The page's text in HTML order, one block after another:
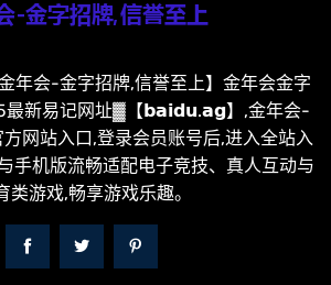
年会-金字招牌,信誉至上】金年会金字
最新易记网址▓【𝗯𝗮𝗶𝗱𝘂.𝗮𝗴】,金年会-
网站入口,登录会员账号后,进入全站入
手机版流畅适配电子竞技、真人互动与
类游戏,畅享游戏乐趣。